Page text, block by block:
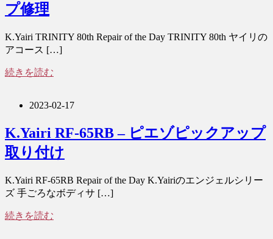
プ修理
K.Yairi TRINITY 80th Repair of the Day TRINITY 80th ヤイリの
アコース […]
続きを読む
2023-02-17
K.Yairi RF-65RB – ピエゾピックアップ
取り付け
K.Yairi RF-65RB Repair of the Day K.Yairiのエンジェルシリー
ズ 手ごろなボディサ […]
続きを読む